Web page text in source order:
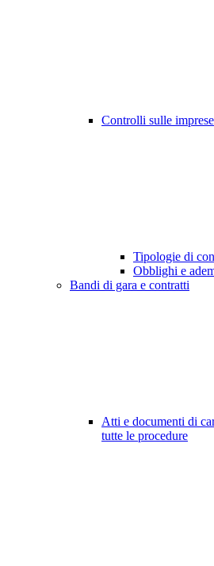
Controlli sulle imprese
Tipologie di
Obblighi e
Bandi di gara e contratti
Atti e documenti di
tutte le procedure